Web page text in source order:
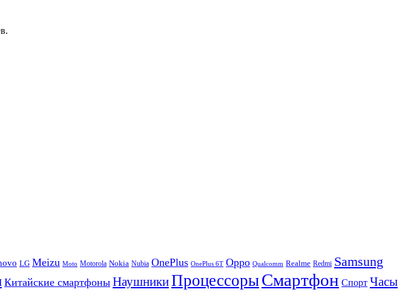
LG Meizu Moto Motorola Nokia Nubia OnePlus OnePlus 6T Oppo Qualcomm Realme Redmi Samsung
Китайские смартфоны НаушникиПроцессорыСмартфон Спорт Часы